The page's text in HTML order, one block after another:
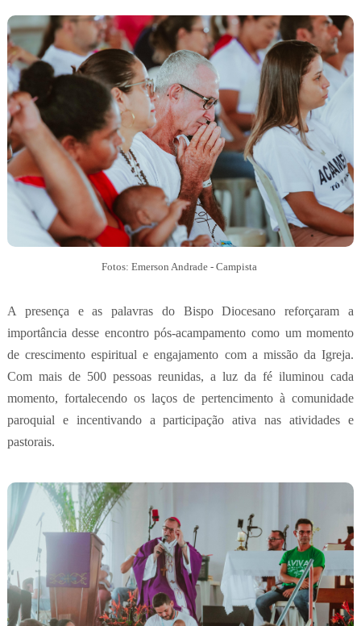
Fotos: Emerson Andrade - Campista
A presença e as palavras do Bispo Diocesano reforçaram a
importância desse encontro pós-acampamento como um momento
de crescimento espiritual e engajamento com a missão da Igreja.
Com mais de 500 pessoas reunidas, a luz da fé iluminou cada
momento, fortalecendo os laços de pertencimento à comunidade
paroquial e incentivando a participação ativa nas atividades e
pastorais.